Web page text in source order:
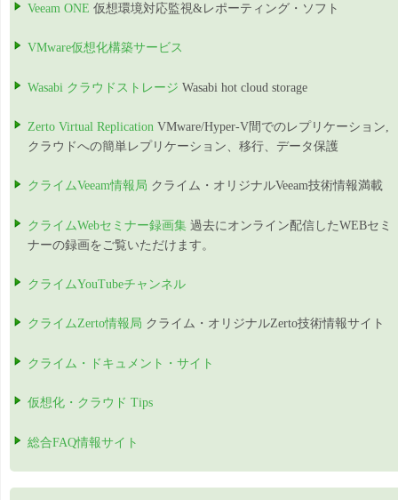
Veeam ONE 仮想環境対応監視&レポーティング・ソフト
VMware仮想化構築サービス
Wasabi クラウドストレージ Wasabi hot cloud storage
Zerto Virtual Replication VMware/Hyper-V間でのレプリケーション,
クラウドへの簡単レプリケーション、移行、データ保護
クライムVeeam情報局 クライム・オリジナルVeeam技術情報満載
クライムWebセミナー録画集 過去にオンライン配信したWEBセミ
ナーの録画をご覧いただけます。
クライムYouTubeチャンネル
クライムZerto情報局 クライム・オリジナルZerto技術情報サイト
クライム・ドキュメント・サイト
仮想化・クラウド Tips
総合FAQ情報サイト